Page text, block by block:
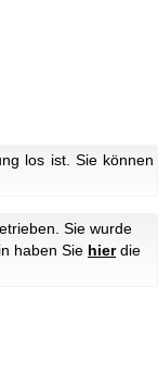
los ist. Sie können
Sie wurde
haben Sie hierdie